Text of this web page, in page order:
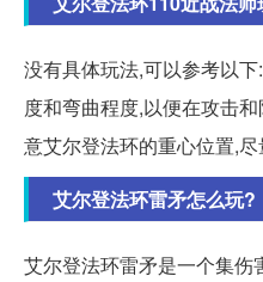
没有具体玩法,可以参考以
度和弯曲程度,以便在攻击
意艾尔登法环的重心位置,
艾尔登法环雷矛怎么玩?
艾尔登法环雷矛是一个集伤